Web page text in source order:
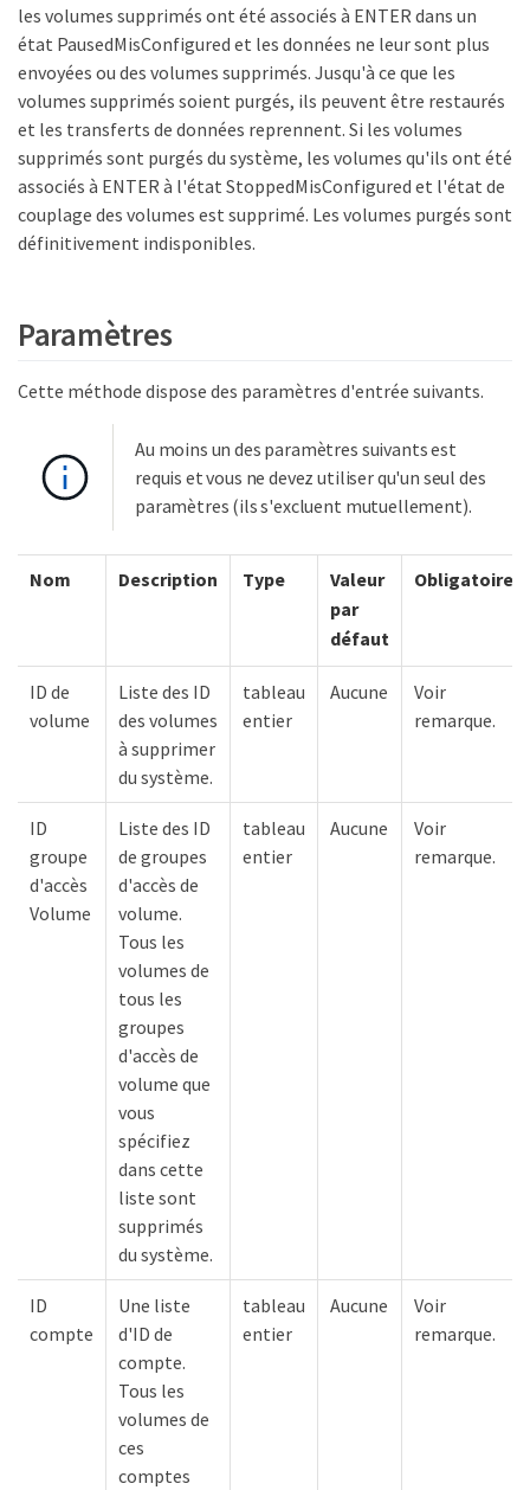
les volumes supprimés ont été associés à ENTER dans un
état PausedMisConfigured et les données ne leur sont plus
envoyées ou des volumes supprimés. Jusqu'à ce que les
volumes supprimés soient purgés, ils peuvent être restaurés
et les transferts de données reprennent. Si les volumes
supprimés sont purgés du système, les volumes qu'ils ont été
associés à ENTER à l'état StoppedMisConfigured et l'état de
couplage des volumes est supprimé. Les volumes purgés sont
définitivement indisponibles.
Paramètres
Cette méthode dispose des paramètres d'entrée suivants.
Au moins un des paramètres suivants est
requis et vous ne devez utiliser qu'un seul des
paramètres (ils s'excluent mutuellement).
Nom Description Type
Valeur
par
défaut
Obligatoire
ID de
volume
Liste des ID
des volumes
à supprimer
du système.
tableau
entier
Aucune
Voir
remarque.
ID
groupe
d'accès
Volume
Liste des ID
de groupes
d'accès de
volume.
Tous les
volumes de
tous les
groupes
d'accès de
volume que
vous
spécifiez
dans cette
liste sont
supprimés
du système.
tableau
entier
Aucune
Voir
remarque.
ID
compte
Une liste
d'ID de
compte.
Tous les
volumes de
ces
comptes
tableau
entier
Aucune
Voir
remarque.